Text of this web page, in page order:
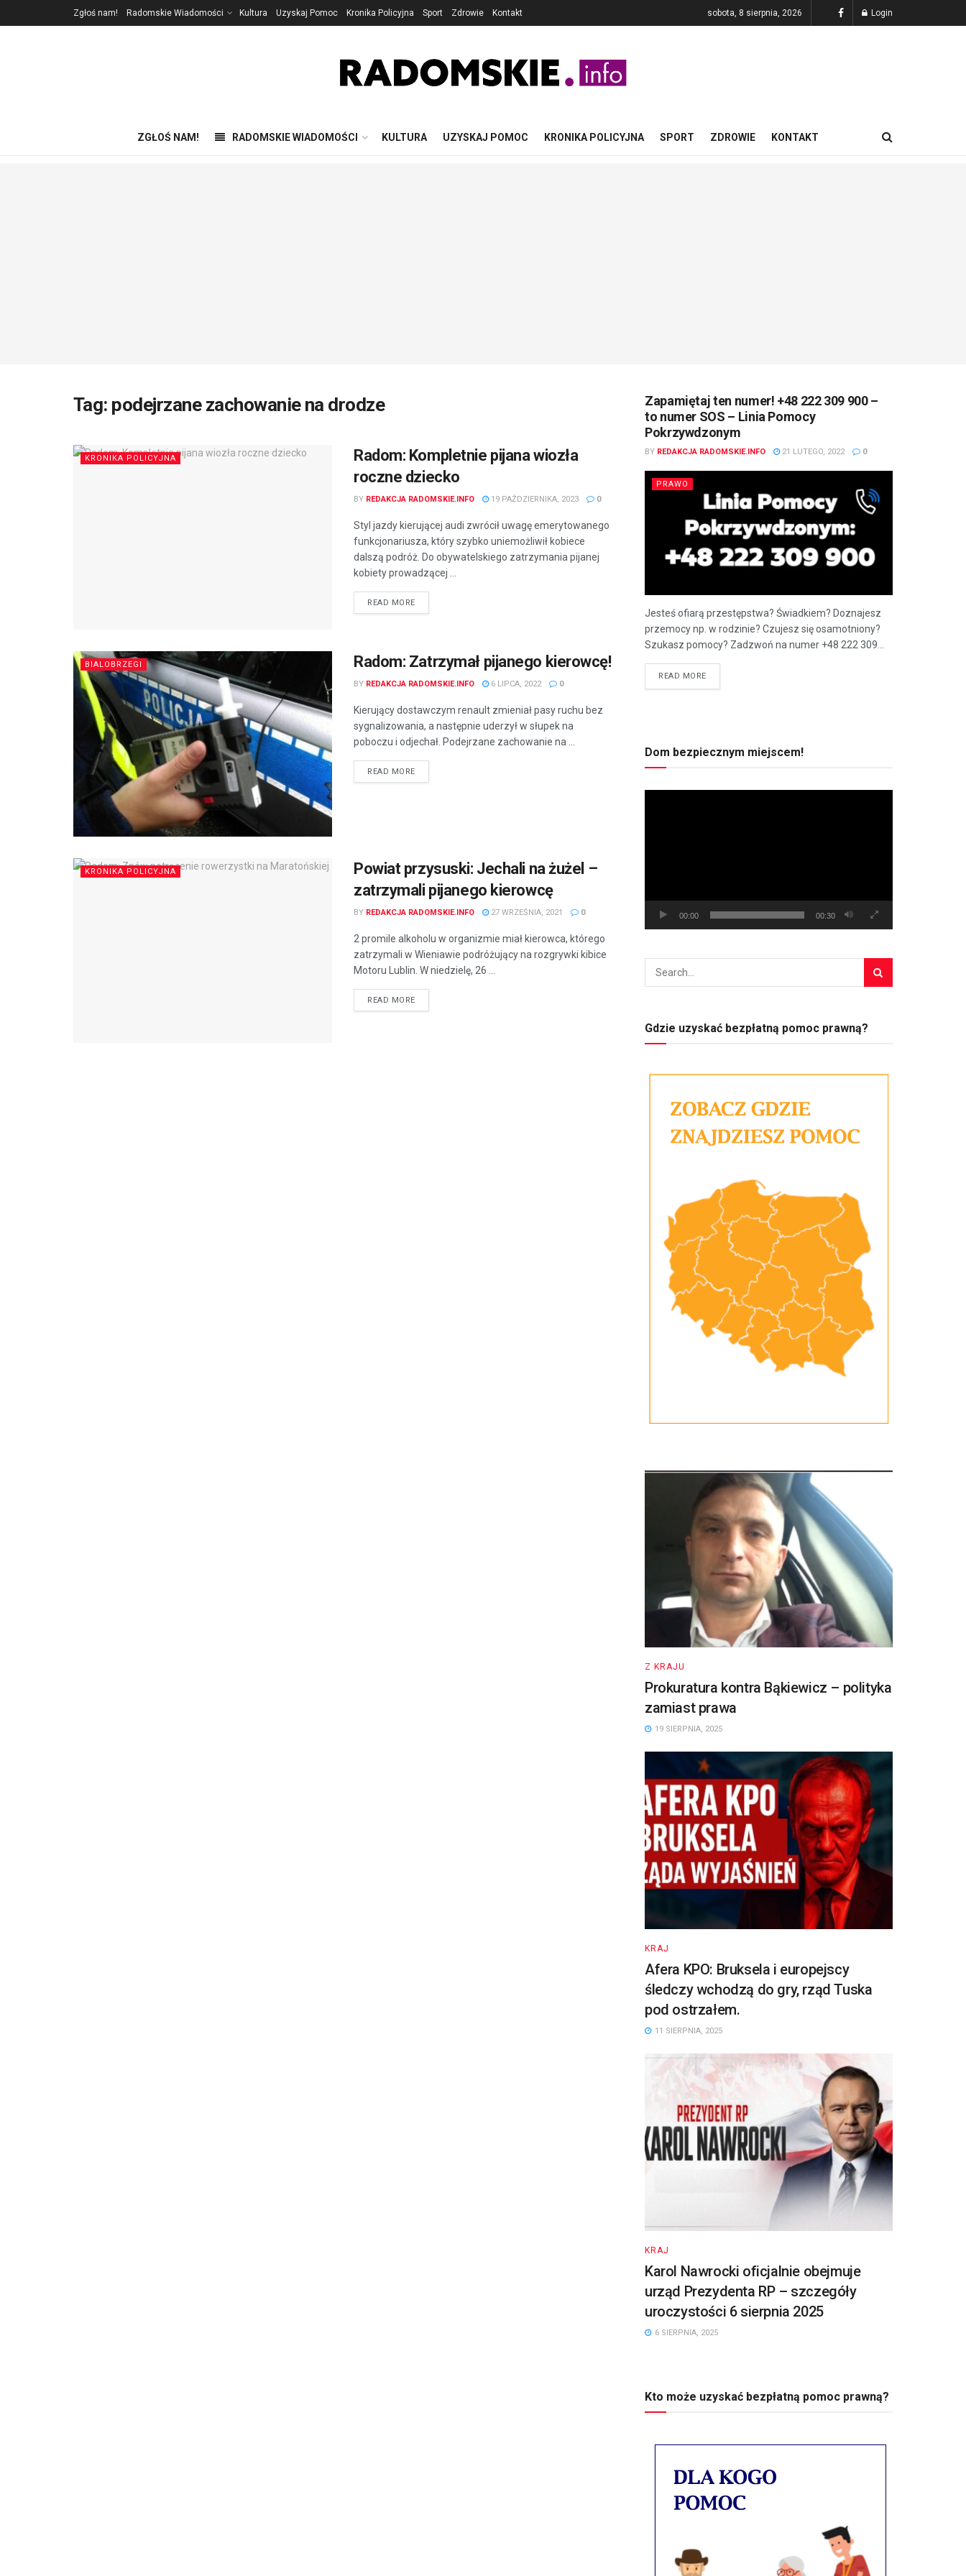
Zgłoś nam! Radomskie Wiadomości Kultura Uzyskaj Pomoc Kronika Policyjna Sport Zdrowie Kontakt sobota, 8 sierpnia, 2026 Login
ZGŁOŚ NAM! RADOMSKIE WIADOMOŚCI KULTURA UZYSKAJ POMOC KRONIKA POLICYJNA SPORT ZDROWIE KONTAKT
Tag: podejrzane zachowanie na drodze
KRONIKA POLICYJNA
Radom: Kompletnie pijana wiozła
roczne dziecko
BY REDAKCJA RADOMSKIE.INFO 19 PAŹDZIERNIKA, 2023 0
Styl jazdy kierującej audi zwrócił uwagę emerytowanego
funkcjonariusza, który szybko uniemożliwił kobiece
dalszą podróż. Do obywatelskiego zatrzymania pijanej
kobiety prowadzącej ...
READ MORE
BIALOBRZEGI Radom: Zatrzymał pijanego kierowcę!
BY REDAKCJA RADOMSKIE.INFO 6 LIPCA, 2022 0
Kierujący dostawczym renault zmieniał pasy ruchu bez
sygnalizowania, a następnie uderzył w słupek na
poboczu i odjechał. Podejrzane zachowanie na ...
READ MORE
KRONIKA POLICYJNA
Powiat przysuski: Jechali na żużel –
zatrzymali pijanego kierowcę
BY REDAKCJA RADOMSKIE.INFO 27 WRZEŚNIA, 2021 0
2 promile alkoholu w organizmie miał kierowca, którego
zatrzymali w Wieniawie podróżujący na rozgrywki kibice
Motoru Lublin. W niedzielę, 26 ...
READ MORE
Zapamiętaj ten numer! +48 222 309 900 –
to numer SOS – Linia Pomocy
Pokrzywdzonym
BY REDAKCJA RADOMSKIE.INFO 21 LUTEGO, 2022 0
PRAWO
Jesteś ofiarą przestępstwa? Świadkiem? Doznajesz
przemocy np. w rodzinie? Czujesz się osamotniony?
Szukasz pomocy? Zadzwoń na numer +48 222 309...
READ MORE
Dom bezpiecznym miejscem!
00:00 00:30
Gdzie uzyskać bezpłatną pomoc prawną?
Z KRAJU
Prokuratura kontra Bąkiewicz – polityka
zamiast prawa
19 SIERPNIA, 2025
KRAJ
Afera KPO: Bruksela i europejscy
śledczy wchodzą do gry, rząd Tuska
pod ostrzałem.
11 SIERPNIA, 2025
KRAJ
Karol Nawrocki oficjalnie obejmuje
urząd Prezydenta RP – szczegóły
uroczystości 6 sierpnia 2025
6 SIERPNIA, 2025
Kto może uzyskać bezpłatną pomoc prawną?